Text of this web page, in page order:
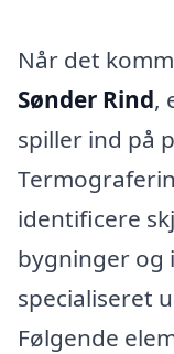
Når det
Sønder Rind,
spiller ind på
identificere
bygninger og
specialiseret
Følgende